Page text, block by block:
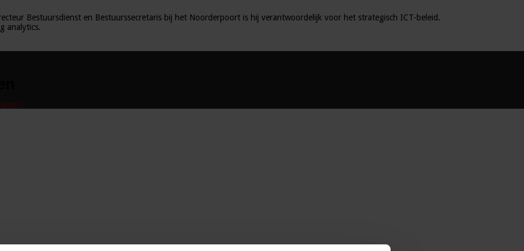
Bestuursdienst en Bestuurssecretaris bij het Noorderpoort is hij verantwoordelijk voor het strategisch ICT-beleid.
analytics.